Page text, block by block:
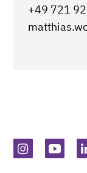
+49 721